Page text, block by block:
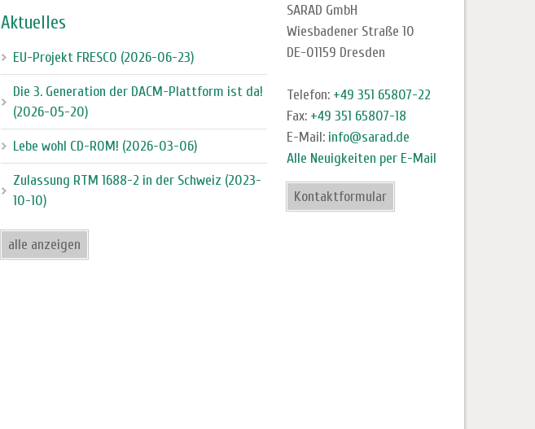
Aktuelles
EU-Projekt FRESCO (2026-06-23)
Die 3. Generation der DACM-Plattform ist da!
(2026-05-20)
Lebe wohl CD-ROM! (2026-03-06)
Zulassung RTM 1688-2 in der Schweiz (2023-
10-10)
alle anzeigen
SARAD GmbH
Wiesbadener Straße 10
DE-01159 Dresden
Telefon: +49 351 65807-22
Fax: +49 351 65807-18
E-Mail: info@sarad.de
Alle Neuigkeiten per E-Mail
Kontaktformular